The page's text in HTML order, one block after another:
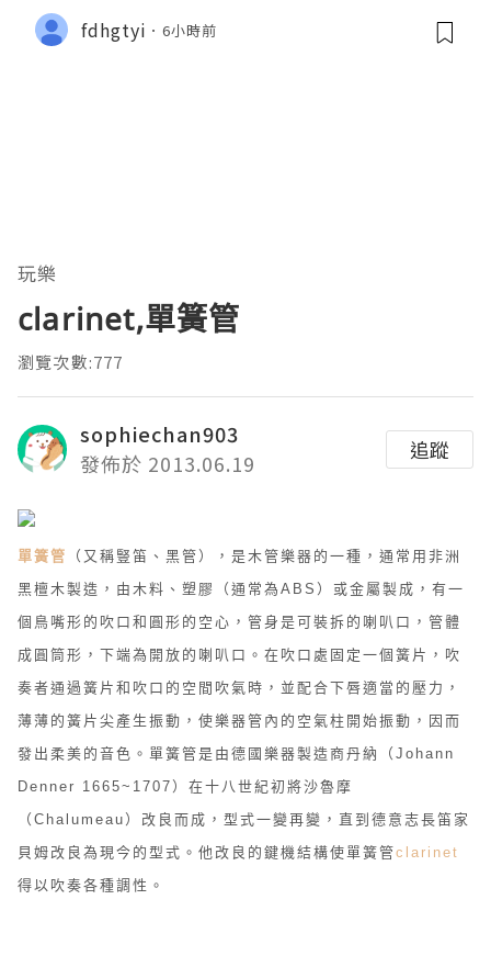
fdhgtyi 6小時前
玩樂
clarinet,單簧管
瀏覽次數:777
sophiechan903
發佈於 2013.06.19
追蹤
單簧管
（又稱豎笛、黑管），是木管樂器的一種，通常用非洲
黑檀木製造，由木料、塑膠（通常為ABS）或金屬製成，有一
個鳥嘴形的吹口和圓形的空心，管身是可裝拆的喇叭口，管體
成圓筒形，下端為開放的喇叭口。在吹口處固定一個簧片，吹
奏者通過簧片和吹口的空間吹氣時，並配合下唇適當的壓力，
薄薄的簧片尖產生振動，使樂器管內的空氣柱開始振動，因而
發出柔美的音色。單簧管是由德國樂器製造商丹納（Johann
Denner 1665~1707）在十八世紀初將沙魯摩
（Chalumeau）改良而成，型式一變再變，直到德意志長笛家
貝姆改良為現今的型式。他改良的鍵機結構使單簧管clarinet
得以吹奏各種調性。